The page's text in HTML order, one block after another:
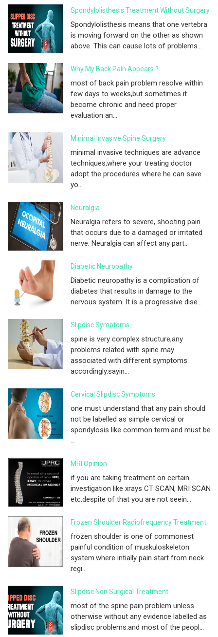
Spondylolisthesis Treatment Without Surgery
Spondylolisthesis means that one vertebra
is moving forward on the other as shown
above. This can cause lots of problems...
Why My Back Pain Appears ?
most of back pain problem resolve within
few days to weeks,but sometimes it
become chronic and need proper
evaluation an...
Minimal Invasive Spine Surgery
minimal invasive techniques are advance
techniques,where your treating doctor
adopt the procedures where he can save
yo...
Neuralgia
Neuralgia refers to severe, shooting pain
that occurs due to a damaged or irritated
nerve. Neuralgia can affect any part...
Diabetic Neuropathy
Diabetic neuropathy is a complication of
diabetes that results in damage to the
nervous system. It is a progressive dise...
Slipdisc Symptoms
spine is very complex structure,any
problems related with spine may
associated with different symptoms
accordingly.sayin...
Cervical Slipdisc Symptoms
one must understand that any pain should
not be labelled as simple cervical or
spondylosis like common term.and must be
...
MRI Opinion
if you are taking treatment on certain
investigation like xrays CT SCAN, MRI SCAN
etc.despite of that you are not seein...
Frozen Shoulder Radiofrequency Treatment
frozen shoulder is one of commonest
painful condition of muskuloskeleton
system.where intially pain start from neck
regi...
Slipdisc Non Surgical Treatment
most of the spine pain problem unless
otherwise without any evidence labelled as
slipdisc problems.and most of the peopl...